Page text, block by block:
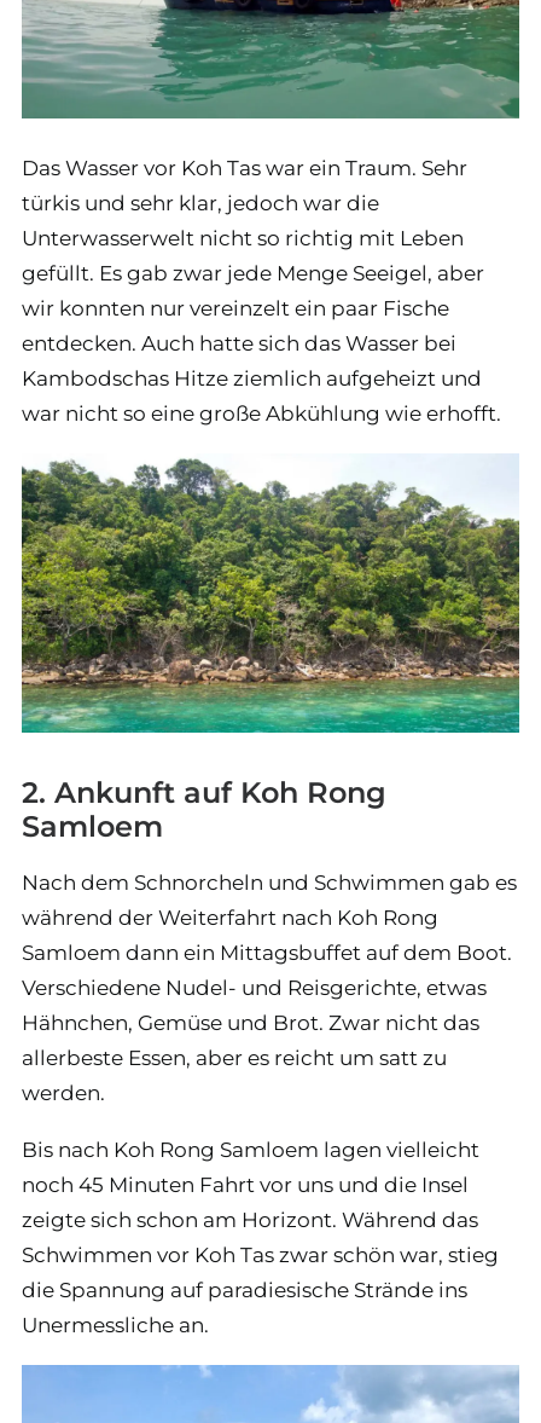
Das Wasser vor Koh Tas war ein Traum. Sehr
türkis und sehr klar, jedoch war die
Unterwasserwelt nicht so richtig mit Leben
gefüllt. Es gab zwar jede Menge Seeigel, aber
wir konnten nur vereinzelt ein paar Fische
entdecken. Auch hatte sich das Wasser bei
Kambodschas Hitze ziemlich aufgeheizt und
war nicht so eine große Abkühlung wie erhofft.
2. Ankunft auf Koh Rong
Samloem
Nach dem Schnorcheln und Schwimmen gab es
während der Weiterfahrt nach Koh Rong
Samloem dann ein Mittagsbuffet auf dem Boot.
Verschiedene Nudel- und Reisgerichte, etwas
Hähnchen, Gemüse und Brot. Zwar nicht das
allerbeste Essen, aber es reicht um satt zu
werden.
Bis nach Koh Rong Samloem lagen vielleicht
noch 45 Minuten Fahrt vor uns und die Insel
zeigte sich schon am Horizont. Während das
Schwimmen vor Koh Tas zwar schön war, stieg
die Spannung auf paradiesische Strände ins
Unermessliche an.